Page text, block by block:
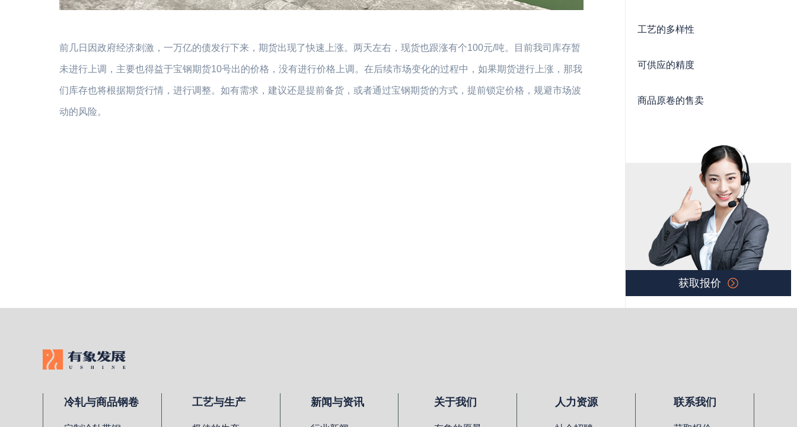
前几日因政府经济刺激，一万亿的债发行下来，期货出现了快速上涨。两天左右，现货也跟涨有个100元/吨。目前我司库存暂
未进行上调，主要也得益于宝钢期货10号出的价格，没有进行价格上调。在后续市场变化的过程中，如果期货进行上涨，那我
们库存也将根据期货行情，进行调整。如有需求，建议还是提前备货，或者通过宝钢期货的方式，提前锁定价格，规避市场波
动的风险。
工艺的多样性
可供应的精度
商品原卷的售卖
获取报价
冷轧与商品钢卷 工艺与生产 新闻与资讯 关于我们 人力资源 联系我们